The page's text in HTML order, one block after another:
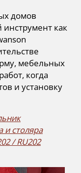
домов
инструмент как
мебельных
когда
и установку
и столяра
/ RU202